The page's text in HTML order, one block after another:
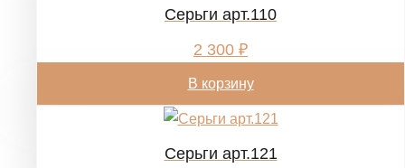
Cерьги арт.110
2 300 ₽
В корзину
Cерьги арт.121